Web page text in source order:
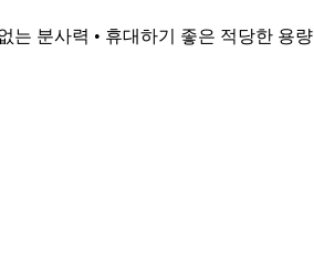
는 분사력 • 휴대하기 좋은 적당한 용량